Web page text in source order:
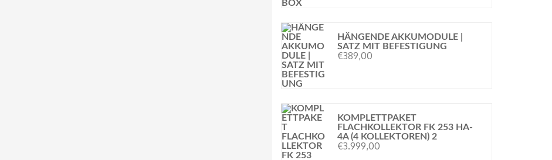
HÄNGENDE AKKUMODULE |
SATZ MIT BEFESTIGUNG
€389,00
KOMPLETTPAKET
FLACHKOLLEKTOR FK 253 HA-
4A (4 KOLLEKTOREN) 2
€3.999,00